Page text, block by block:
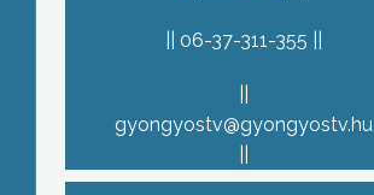
06-37-311-355
gyongyostv@gyongyostv.hu